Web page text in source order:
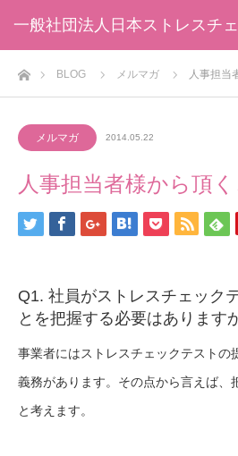
一般社団法人日本ストレスチ
ホームBLOG メルマガ 人事担当
メルマガ 2014.05.22
人事担当者様から頂
Q1. 社員がストレスチェック
とを把握する必要はあります
事業者にはストレスチェックテストの
義務があります。その点から言えば、
と考えます。